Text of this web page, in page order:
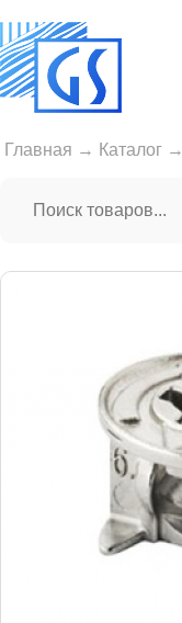
Главная → Каталог →